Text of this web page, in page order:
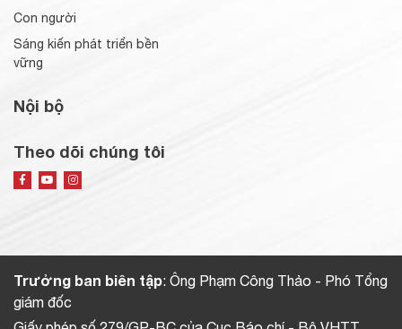
Con người
Sáng kiến phát triển bền
vững
Nội bộ
Theo dõi chúng tôi
Trưởng ban biên tập: Ông Phạm Công Thảo - Phó Tổng
giám đốc